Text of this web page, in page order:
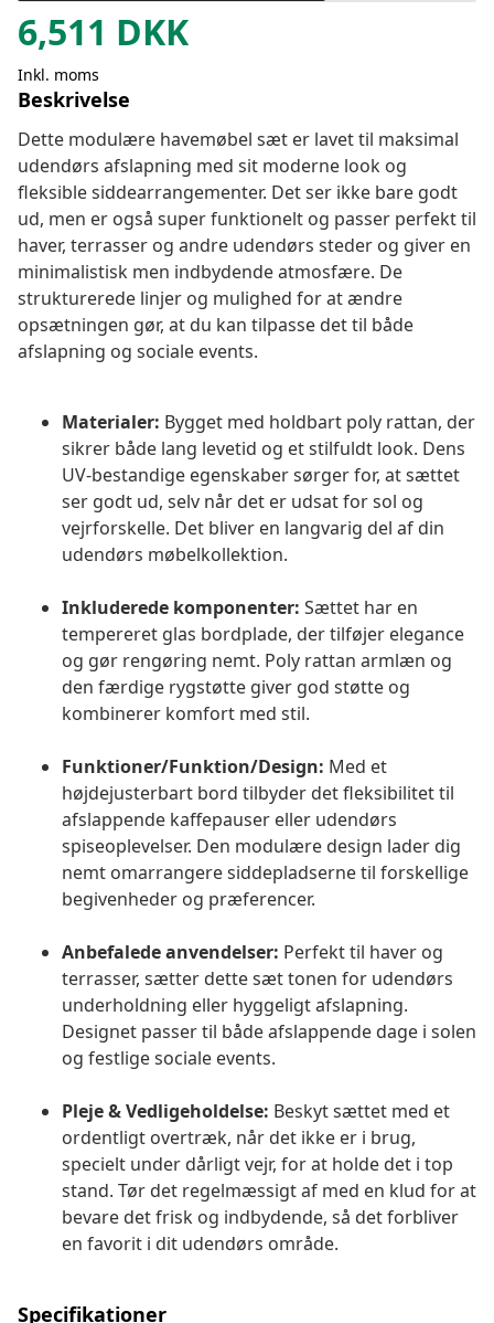
6,511 DKK
Inkl. moms
Beskrivelse
Dette modulære havemøbel sæt er lavet til maksimal
udendørs afslapning med sit moderne look og
fleksible siddearrangementer. Det ser ikke bare godt
ud, men er også super funktionelt og passer perfekt til
haver, terrasser og andre udendørs steder og giver en
minimalistisk men indbydende atmosfære. De
strukturerede linjer og mulighed for at ændre
opsætningen gør, at du kan tilpasse det til både
afslapning og sociale events.
Materialer: Bygget med holdbart poly rattan, der
sikrer både lang levetid og et stilfuldt look. Dens
UV-bestandige egenskaber sørger for, at sættet
ser godt ud, selv når det er udsat for sol og
vejrforskelle. Det bliver en langvarig del af din
udendørs møbelkollektion.
Inkluderede komponenter: Sættet har en
tempereret glas bordplade, der tilføjer elegance
og gør rengøring nemt. Poly rattan armlæn og
den færdige rygstøtte giver god støtte og
kombinerer komfort med stil.
Funktioner/Funktion/Design: Med et
højdejusterbart bord tilbyder det fleksibilitet til
afslappende kaffepauser eller udendørs
spiseoplevelser. Den modulære design lader dig
nemt omarrangere siddepladserne til forskellige
begivenheder og præferencer.
Anbefalede anvendelser: Perfekt til haver og
terrasser, sætter dette sæt tonen for udendørs
underholdning eller hyggeligt afslapning.
Designet passer til både afslappende dage i solen
og festlige sociale events.
Pleje & Vedligeholdelse: Beskyt sættet med et
ordentligt overtræk, når det ikke er i brug,
specielt under dårligt vejr, for at holde det i top
stand. Tør det regelmæssigt af med en klud for at
bevare det frisk og indbydende, så det forbliver
en favorit i dit udendørs område.
Specifikationer